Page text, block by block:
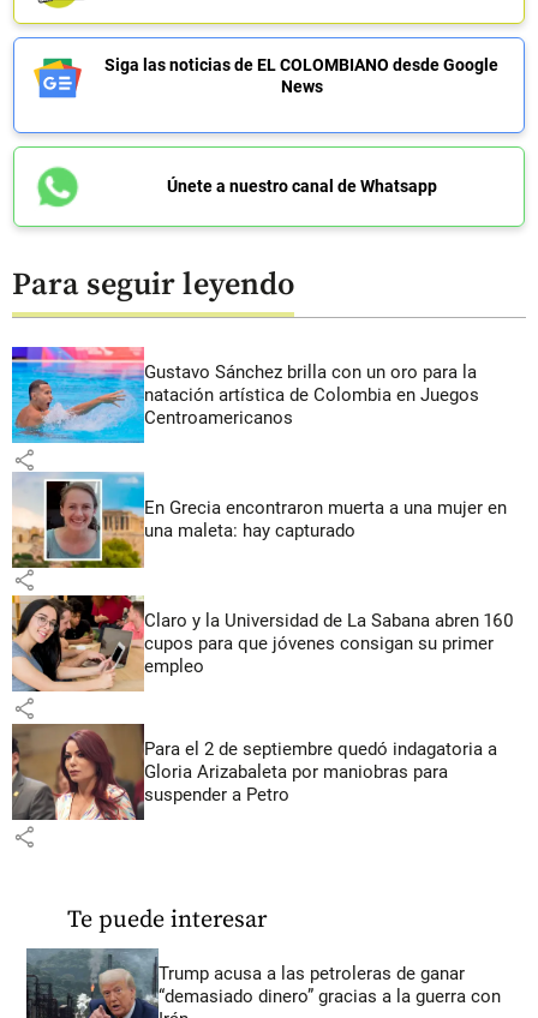
Siga las noticias de EL COLOMBIANO desde Google
News
Únete a nuestro canal de Whatsapp
Para seguir leyendo
Gustavo Sánchez brilla con un oro para la
natación artística de Colombia en Juegos
Centroamericanos
share
En Grecia encontraron muerta a una mujer en
una maleta: hay capturado
share
Claro y la Universidad de La Sabana abren 160
cupos para que jóvenes consigan su primer
empleo
share
Para el 2 de septiembre quedó indagatoria a
Gloria Arizabaleta por maniobras para
suspender a Petro
share
Te puede interesar
Trump acusa a las petroleras de ganar
“demasiado dinero” gracias a la guerra con